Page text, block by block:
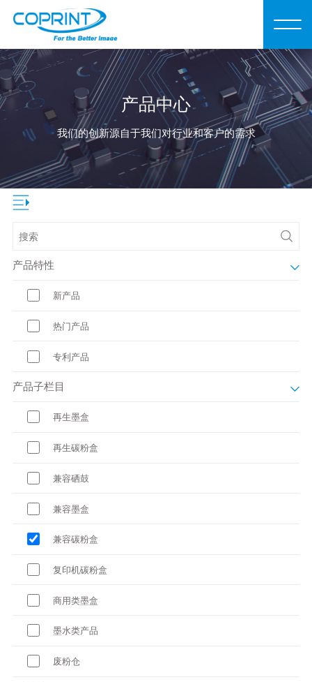
产品中心
我们的创新源自于我们对行业和客户的需求
产品特性
新产品
热门产品
专利产品
产品子栏目
再生墨盒
再生碳粉盒
兼容硒鼓
兼容墨盒
兼容碳粉盒
复印机碳粉盒
商用类墨盒
墨水类产品
废粉仓